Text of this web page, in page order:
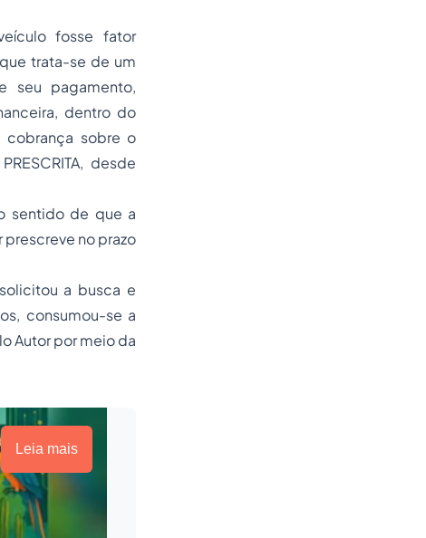
fosse fator
trata-se de um
seu pagamento,
dentro do
sobre o
desde
sentido de que a
no prazo
a busca e
consumou-se a
Autor por meio da
Leia mais